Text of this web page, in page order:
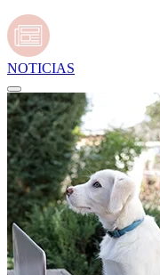
NOTICIAS